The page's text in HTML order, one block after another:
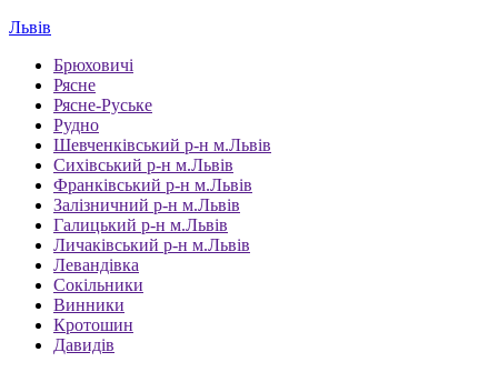
Львів
Брюховичі
Рясне
Рясне-Руське
Рудно
Шевченківський р-н м.Львів
Сихівський р-н м.Львів
Франківський р-н м.Львів
Залізничний р-н м.Львів
Галицький р-н м.Львів
Личаківський р-н м.Львів
Левандівка
Сокільники
Винники
Кротошин
Давидів